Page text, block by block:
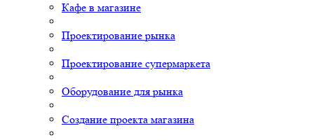
Кафе в магазине
Проектирование рынка
Проектирование супермаркета
Оборудование для рынка
Создание проекта магазина